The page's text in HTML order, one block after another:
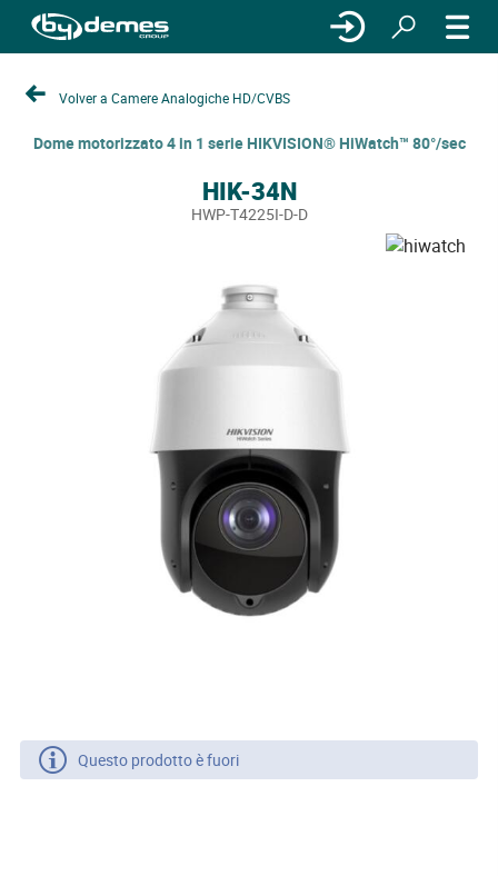
Volver a Camere Analogiche HD/CVBS
Dome motorizzato 4 in 1 serie HIKVISION® HiWatch™ 80°/sec
HIK-34N
HWP-T4225I-D-D
Questo prodotto è fuori